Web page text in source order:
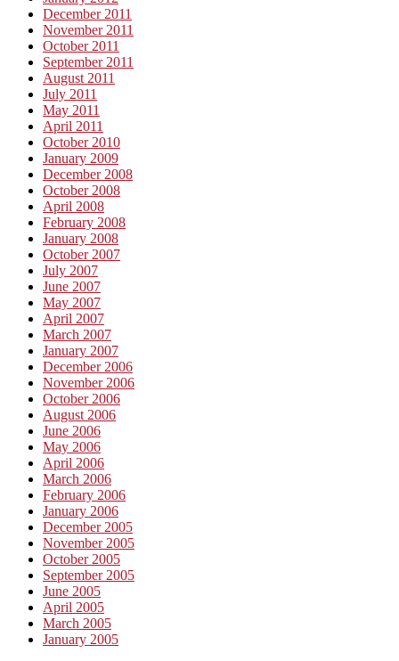
December 2011
November 2011
October 2011
September 2011
August 2011
July 2011
May 2011
April 2011
October 2010
January 2009
December 2008
October 2008
April 2008
February 2008
January 2008
October 2007
July 2007
June 2007
May 2007
April 2007
March 2007
January 2007
December 2006
November 2006
October 2006
August 2006
June 2006
May 2006
April 2006
March 2006
February 2006
January 2006
December 2005
November 2005
October 2005
September 2005
June 2005
April 2005
March 2005
January 2005